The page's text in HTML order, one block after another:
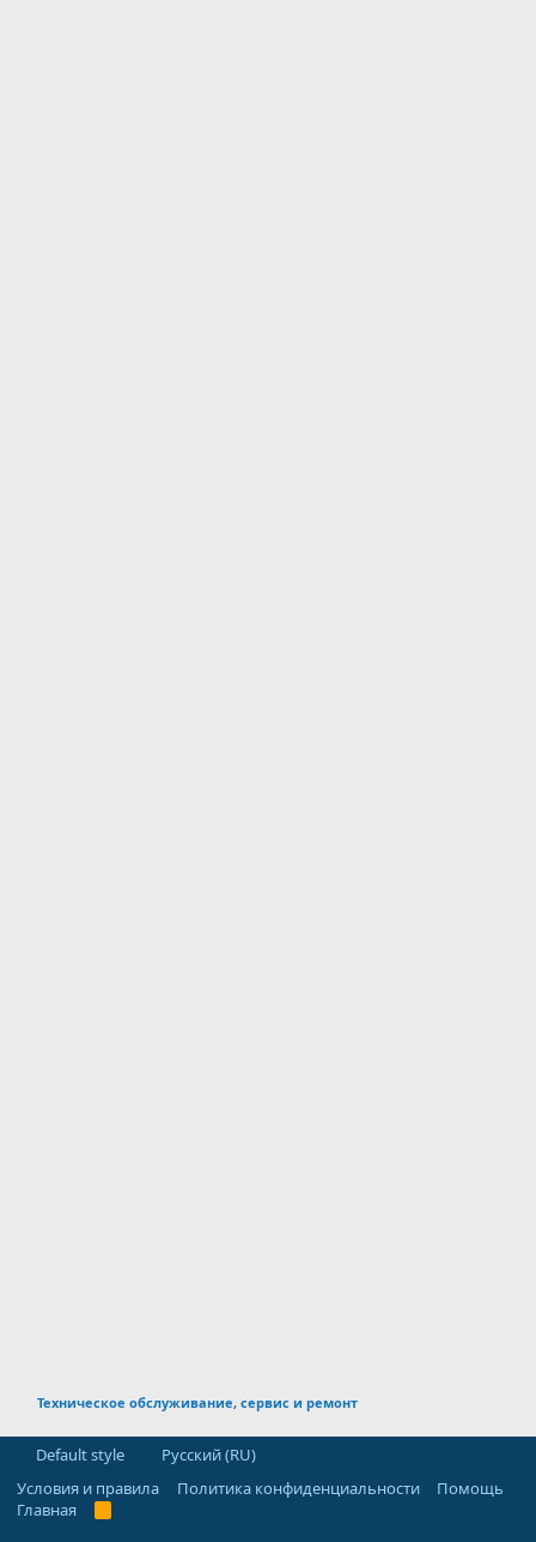
Техническое обслуживание, сервис и ремонт
Default style
Русский (RU)
Условия и правила
Политика конфиденциальности
Помощь
Главная
R